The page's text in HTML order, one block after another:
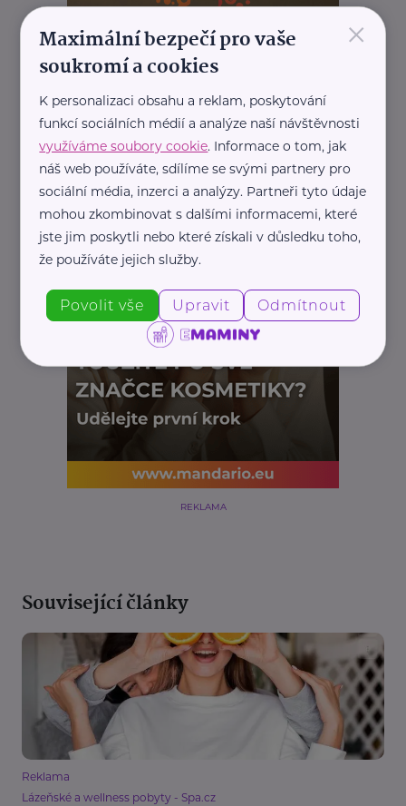
REKLAMA
Související články
Reklama
Lázeňské a wellness pobyty - Spa.cz
×
Maximální bezpečí pro vaše
soukromí a cookies
K personalizaci obsahu a reklam, poskytování
funkcí sociálních médií a analýze naší návštěvnosti
využíváme soubory cookie. Informace o tom, jak
náš web používáte, sdílíme se svými partnery pro
sociální média, inzerci a analýzy. Partneři tyto údaje
mohou zkombinovat s dalšími informacemi, které
jste jim poskytli nebo které získali v důsledku toho,
že používáte jejich služby.
Povolit vše Upravit Odmítnout